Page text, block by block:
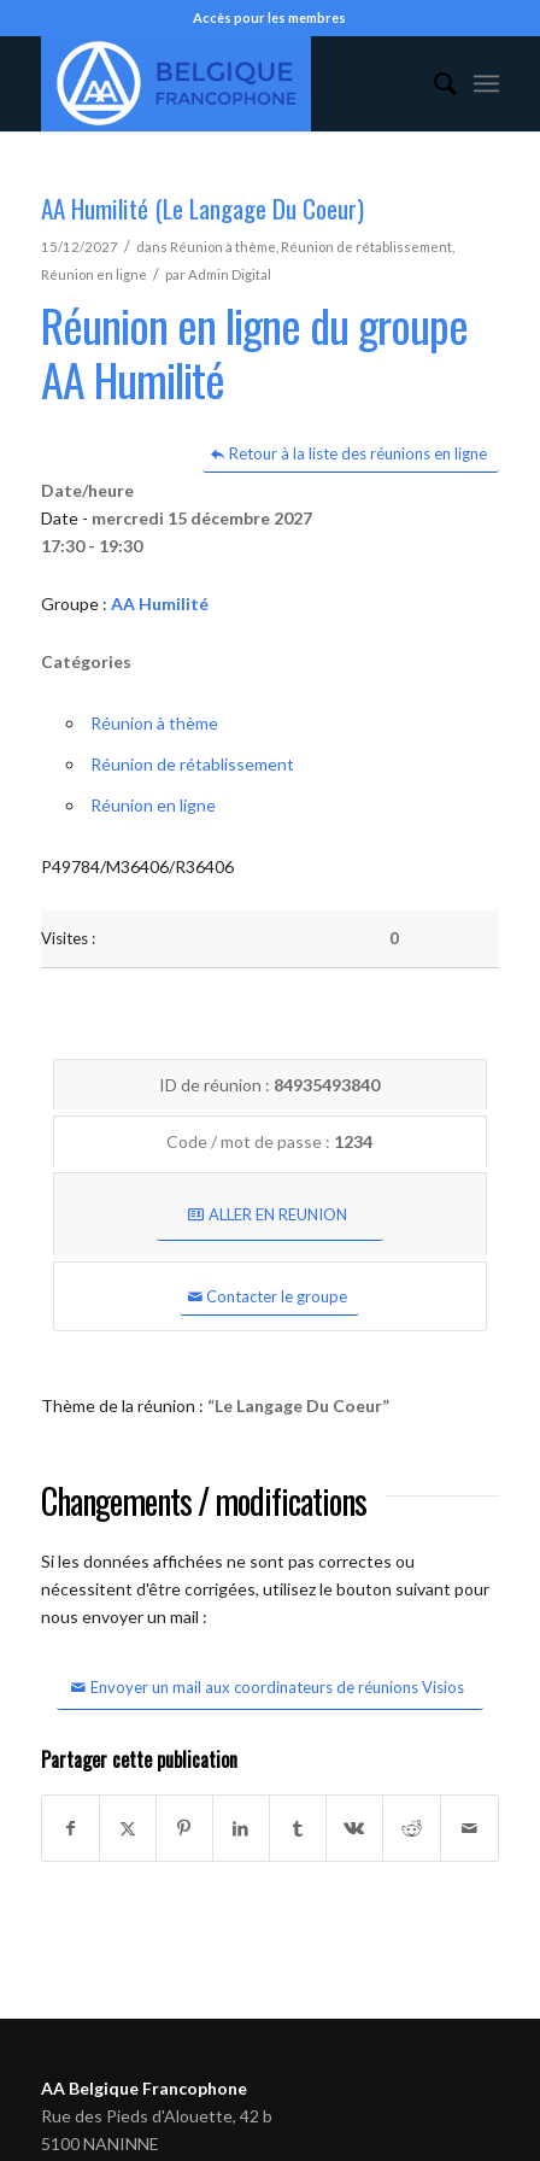
Accès pour les membres
AA Humilité (Le Langage Du Coeur)
15/12/2027 / dans Réunion à thème Réunion de rétablissement,
Réunion en ligne / parAdmin Digital
Réunion en ligne du groupe
AA Humilité
Retour à la liste des réunions en ligne
Date/heure
Date - mercredi 15 décembre 2027
17:30 - 19:30
Groupe : AA Humilité
Catégories
Réunion à thème
Réunion de rétablissement
Réunion en ligne
P49784/M36406/R36406
Visites : 0
ID de réunion : 84935493840
Code / mot de passe : 1234
ALLER EN REUNION
Contacter le groupe
Thème de la réunion : “Le Langage Du Coeur”
Changements / modifications
Si les données affichées ne sont pas correctes ou
nécessitent d'être corrigées, utilisez le bouton suivant pour
nous envoyer un mail :
Envoyer un mail aux coordinateurs de réunions Visios
Partager cette publication
AA Belgique Francophone
Rue des Pieds d'Alouette, 42 b
5100 NANINNE